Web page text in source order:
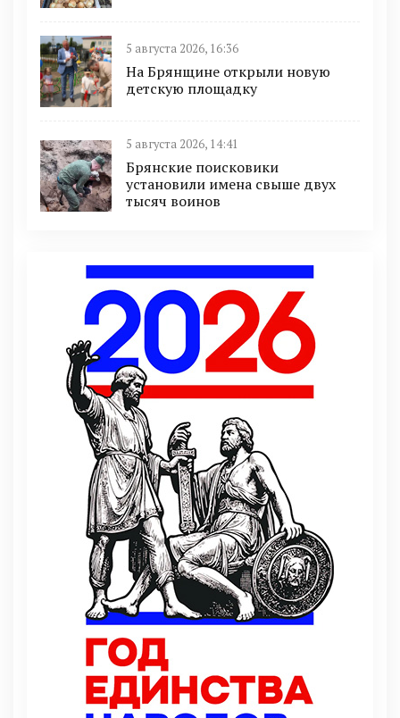
5 августа 2026, 16:36
На Брянщине открыли новую
детскую площадку
5 августа 2026, 14:41
Брянские поисковики
установили имена свыше двух
тысяч воинов